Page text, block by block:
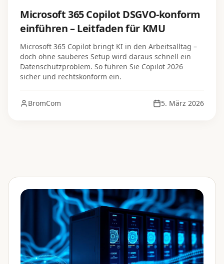
Microsoft 365 Copilot DSGVO-konform
einführen – Leitfaden für KMU
Microsoft 365 Copilot bringt KI in den Arbeitsalltag –
doch ohne sauberes Setup wird daraus schnell ein
Datenschutzproblem. So führen Sie Copilot 2026
sicher und rechtskonform ein.
BromCom 5. März 2026